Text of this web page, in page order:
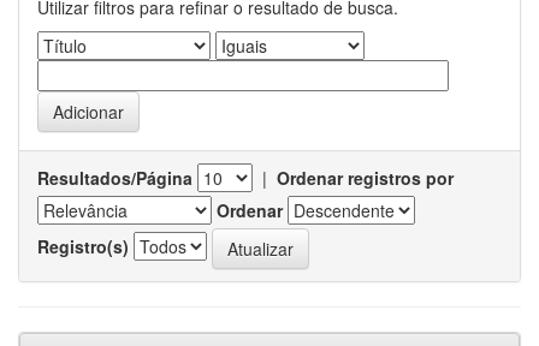
Utilizar filtros para refinar o resultado de busca.
Resultados/Página | Ordenar registros por
Ordenar
Registro(s)